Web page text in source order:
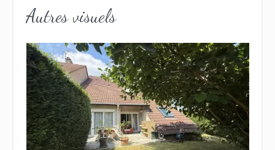
Autres visuels